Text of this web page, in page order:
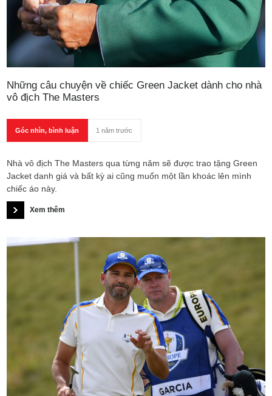
Những câu chuyện về chiếc Green Jacket dành cho nhà
vô địch The Masters
Góc nhìn, bình luận 1 năm trước
Nhà vô địch The Masters qua từng năm sẽ được trao tặng Green
Jacket danh giá và bất kỳ ai cũng muốn một lần khoác lên mình
chiếc áo này.
Xem thêm